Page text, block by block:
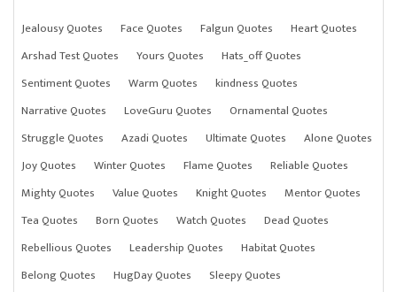
Jealousy Quotes Face Quotes Falgun Quotes
Heart Quotes
Arshad Test Quotes
Yours Quotes
Hats_off Quotes
Sentiment Quotes
Warm Quotes
kindness Quotes
Narrative Quotes
LoveGuru Quotes
Ornamental Quotes
Struggle Quotes
Azadi Quotes Ultimate Quotes
Alone Quotes
Joy Quotes
Winter Quotes Flame Quotes
Reliable Quotes
Mighty Quotes
Value Quotes Knight Quotes
Mentor Quotes
Tea Quotes
Born Quotes Watch Quotes
Dead Quotes
Rebellious Quotes
Leadership Quotes
Habitat Quotes
Belong Quotes
HugDay Quotes Sleepy Quotes